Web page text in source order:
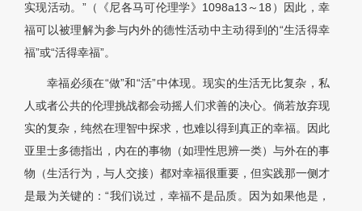
实现活动。”（《尼各马可伦理学》1098a13～18）因此，幸
福可以被理解为参与内外的德性活动中主动得到的“生活得幸
福”或“活得幸福”。
幸福必须在“做”和“活”中体现。现实的生活无比复杂，私
人或者公共的伦理挑战都会动摇人们求善的决心。倘若放弃现
实的复杂，纯然在理智中探求，也难以得到真正的幸福。因此
亚里士多德指出，内在的事物（如理性思辨一类）与外在的事
物（生活行为，与人交接）都对幸福很重要，但实践那一侧才
是最为关键的：“我们说过，幸福不是品质。因为如果他是，